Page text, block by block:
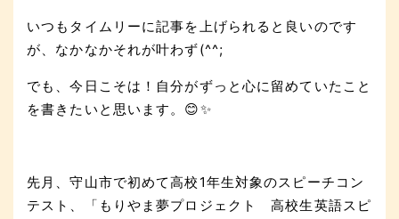
いつもタイムリーに記事を上げられると良いのです
が、なかなかそれが叶わず(^^;
でも、今日こそは！自分がずっと心に留めていたこと
を書きたいと思います。😊✨
先月、守山市で初めて高校1年生対象のスピーチコン
テスト、「もりやま夢プロジェクト 高校生英語スピ